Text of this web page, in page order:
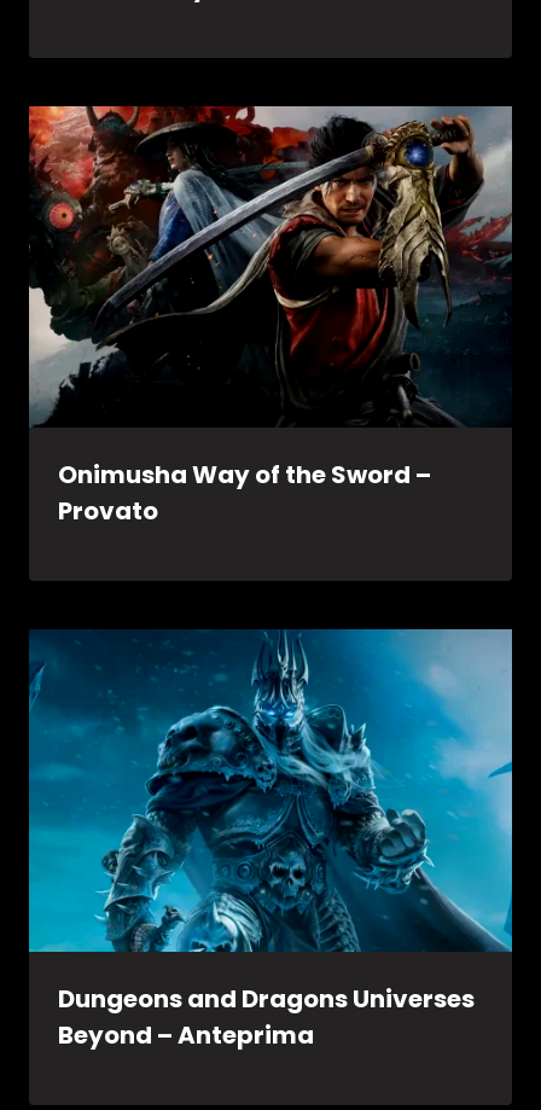
Onimusha Way of the Sword –
Provato
Dungeons and Dragons Universes
Beyond – Anteprima